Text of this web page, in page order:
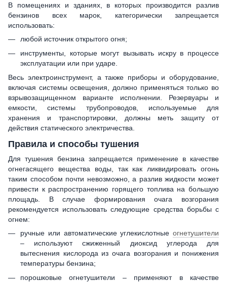
В помещениях и зданиях, в которых производится разлив
бензинов всех марок, категорически запрещается
использовать:
любой источник открытого огня;
инструменты, которые могут вызывать искру в процессе
эксплуатации или при ударе.
Весь электроинструмент, а также приборы и оборудование,
включая системы освещения, должно применяться только во
взрывозащищенном варианте исполнении. Резервуары и
емкости, системы трубопроводов, используемые для
хранения и транспортировки, должны меть защиту от
действия статического электричества.
Правила и способы тушения
Для тушения бензина запрещается применение в качестве
огнегасящего вещества воды, так как ликвидировать огонь
таким способом почти невозможно, а разлив жидкости может
привести к распространению горящего топлива на большую
площадь. В случае формирования очага возгорания
рекомендуется использовать следующие средства борьбы с
огнем:
ручные или автоматические углекислотные огнетушители
– используют сжиженный диоксид углерода для
вытеснения кислорода из очага возгорания и понижения
температуры бензина;
порошковые огнетушители – применяют в качестве